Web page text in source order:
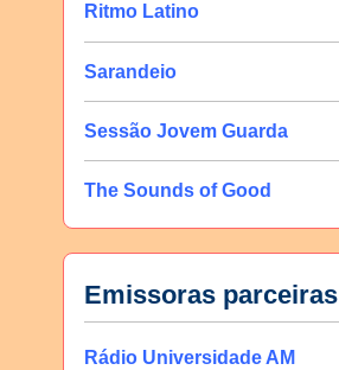
Ritmo Latino
Sarandeio
Sessão Jovem Guarda
The Sounds of Good
Emissoras parceiras
Rádio Universidade AM